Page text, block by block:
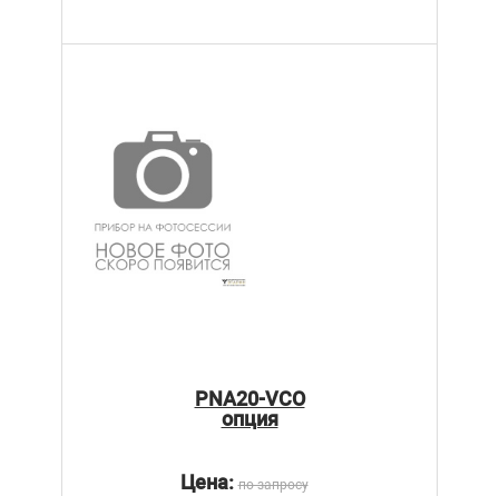
PNA20-VCO
опция
Цена:по запросу